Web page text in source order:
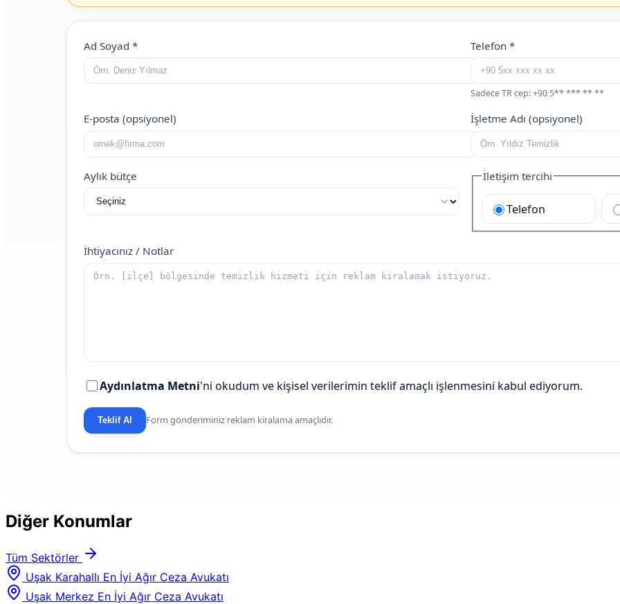
Web Site (boş bırakın)
Ad Soyad * Telefon *
Sadece TR cep: +90 5** *** ** **
E-posta (opsiyonel) İşletme Adı (opsiyonel)
Aylık bütçe İletişim tercihi
Telefon
İhtiyacınız / Notlar
Aydınlatma Metni'ni okudum ve kişisel verilerimin teklif amaçlı işlenmesini kabul ediyorum.
Teklif Al Form gönderiminiz reklam kiralama amaçlıdır.
Diğer Konumlar
Tüm Sektörler
Uşak Karahallı En İyi Ağır Ceza Avukatı
Uşak Merkez En İyi Ağır Ceza Avukatı